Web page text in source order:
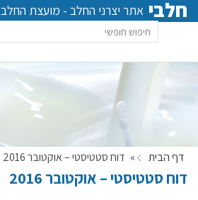
חלבי אתר יצרני החלב - מועצת החלב
דף הבית » דוח סטטיסטי – אוקטובר 2016
דוח סטטיסטי – אוקטובר 2016